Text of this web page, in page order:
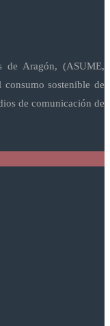
de Aragón, (ASUME,
sostenible de
de comunicación de